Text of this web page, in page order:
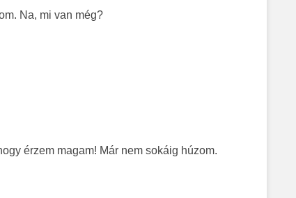
Na, mi van még?
érzem magam! Már nem sokáig húzom.